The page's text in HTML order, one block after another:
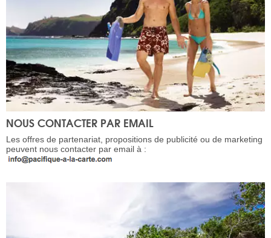
NOUS CONTACTER PAR EMAIL
Les offres de partenariat, propositions de publicité ou de marketing
peuvent nous contacter par email à :